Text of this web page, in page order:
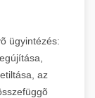
ügyintézés:
az